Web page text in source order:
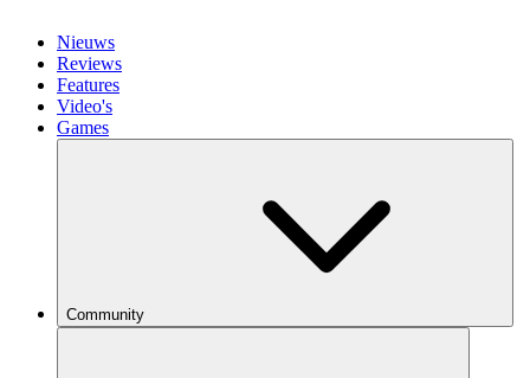
Nieuws
Reviews
Features
Video's
Games
Community